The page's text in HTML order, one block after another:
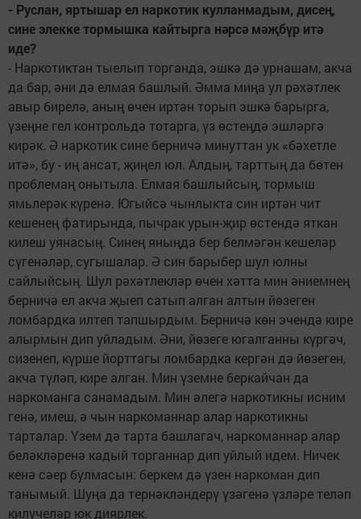
- Руслан, яртышар ел наркотик кулланмадым, дисең,
сине элекке тормышка кайтырга нәрсә мәҗбүр итә
иде?
- Наркотиктан тыелып торганда, эшкә дә урнашам, акча
да бар, әни дә елмая башлый. Әмма миңа ул рәхәтлек
авыр бирелә, аның өчен иртән торып эшкә барырга,
үзеңне гел контрольдә тотарга, үз өстеңдә эшләргә
кирәк. Ә наркотик сине берничә минуттан ук «бәхетле
итә», бу - иң ансат, җиңел юл. Алдың, тарттың да бөтен
проблемаң онытыла. Елмая башлыйсың, тормыш
ямьлерәк күренә. Югыйсә чынлыкта син иртән чит
кешенең фатирында, пычрак урын-җир өстендә яткан
килеш уянасың. Синең яныңда бер белмәгән кешеләр
сүгенәләр, сугышалар. Ә син барыбер шул юлны
сайлыйсың. Шул рәхәтлекләр өчен хәтта мин әниемнең
берничә ел акча җыеп сатып алган алтын йөзеген
ломбардка илтеп тапшырдым. Берничә көн эчендә кире
алырмын дип уйладым. Әни, йөзеге югалганны күргәч,
сизенеп, күрше йорттагы ломбардка кергән дә йөзеген,
акча түләп, кире алган. Мин үземне беркайчан да
наркоманга санамадым. Мин әлегә наркотикны исним
генә, имеш, ә чын наркоманнар алар наркотикны
тарталар. Үзем дә тарта башлагач, наркоманнар алар
беләкләренә кадый торганнар дип уйлый идем. Ничек
кенә сәер булмасын: беркем дә үзен наркоман дип
танымый. Шуңа да тернәкләндерү үзәгенә үзләре теләп
килүчеләр юк диярлек.